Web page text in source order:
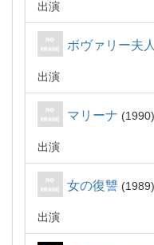
出演
ボヴァリー夫人
出演
マリーナ 1990
出演
女の復讐 1989
出演